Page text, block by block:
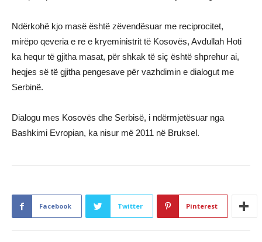
Ndërkohë kjo masë është zëvendësuar me reciprocitet,
mirëpo qeveria e re e kryeministrit të Kosovës, Avdullah Hoti
ka hequr të gjitha masat, për shkak të siç është shprehur ai,
heqjes së të gjitha pengesave për vazhdimin e dialogut me
Serbinë.
Dialogu mes Kosovës dhe Serbisë, i ndërmjetësuar nga
Bashkimi Evropian, ka nisur më 2011 në Bruksel.
Facebook Twitter Pinterest